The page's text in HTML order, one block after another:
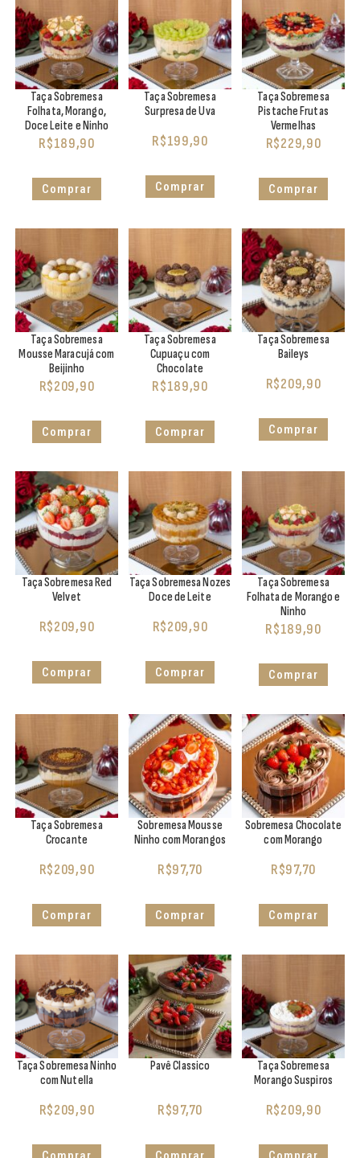
Taça Sobremesa
Folhata, Morango,
Doce Leite e Ninho
R$189,90
Comprar
Taça Sobremesa
Surpresa de Uva
R$199,90
Comprar
Taça Sobremesa
Pistache Frutas
Vermelhas
R$229,90
Comprar
Taça Sobremesa
Mousse Maracujá com
Beijinho
R$209,90
Comprar
Taça Sobremesa
Cupuaçu com
Chocolate
R$189,90
Comprar
Taça Sobremesa
Baileys
R$209,90
Comprar
Taça Sobremesa Red
Velvet
R$209,90
Comprar
Taça Sobremesa Nozes
Doce de Leite
R$209,90
Comprar
Taça Sobremesa
Folhata de Morango e
Ninho
R$189,90
Comprar
Taça Sobremesa
Crocante
R$209,90
Comprar
Sobremesa Mousse
Ninho com Morangos
R$97,70
Comprar
Sobremesa Chocolate
com Morango
R$97,70
Comprar
Taça Sobremesa Ninho
com Nutella
R$209,90
Pavê Classico
R$97,70
Taça Sobremesa
Morango Suspiros
R$209,90